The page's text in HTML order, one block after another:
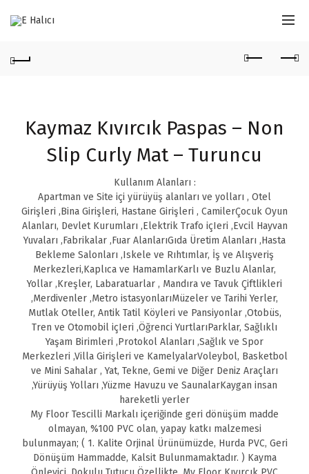
Kaymaz Kıvırcık Paspas – Non
Slip Curly Mat – Turuncu
Kullanım Alanları :
Apartman ve Site içi yürüyüş alanları ve yolları , Otel
Girişleri ,Bina Girişleri, Hastane Girişleri , CamilerÇocuk Oyun
Alanları, Devlet Kurumları ,Elektrik Trafo içIeri ,Evcil Hayvan
Yuvaları ,Fabrikalar ,Fuar AlanlarıGıda Üretim Alanları ,Hasta
Bekleme Salonları ,Iskele ve Rıhtımlar, İş ve Alışveriş
Merkezleri,Kaplıca ve HamamlarKarlı ve Buzlu Alanlar,
Yollar ,Kreşler, Labaratuarlar , Mandıra ve Tavuk Çiftlikleri
,Merdivenler ,Metro istasyonlarıMüzeler ve Tarihi Yerler,
Mutlak Oteller, Antik Tatil Köyleri ve Pansiyonlar ,Otobüs,
Tren ve Otomobil içIeri ,Öğrenci YurtlarıParklar, Sağlıklı
Yaşam Birimleri ,Protokol Alanları ,Sağlık ve Spor
Merkezleri ,Villa Girişleri ve KamelyalarVoleybol, Basketbol
ve Mini Sahalar , Yat, Tekne, Gemi ve Diğer Deniz Araçları
,Yürüyüş Yolları ,Yüzme Havuzu ve SaunalarKaygan insan
hareketli yerler
My Floor Tescilli Markalı içeriğinde geri dönüşüm madde
olmayan, %100 PVC olan, yapay katkı malzemesi
bulunmayan; ( 1. Kalite Orjinal Ürünümüzde, Hurda PVC, Geri
Dönüşüm Hammadde, Kalsit Bulunmamaktadır. ) Kayma